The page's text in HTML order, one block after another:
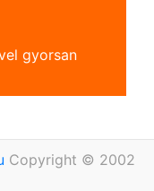
gyorsan
Copyright © 2002